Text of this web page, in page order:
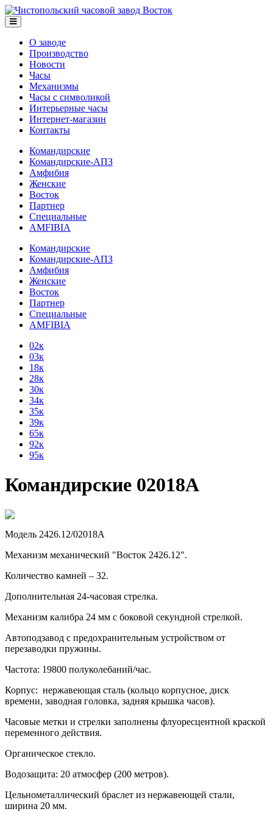
О заводе
Производство
Новости
Часы
Механизмы
Часы с символикой
Интерьерные часы
Интернет-магазин
Контакты
Командирские
Командирские-АПЗ
Амфибия
Женские
Восток
Партнер
Специальные
AMFIBIA
Командирские
Командирские-АПЗ
Амфибия
Женские
Восток
Партнер
Специальные
AMFIBIA
02к
03к
18к
28к
30к
34к
35к
39к
65к
92к
95к
Командирские 02018А
Модель 2426.12/02018А
Механизм механический "Восток 2426.12".
Количество камней – 32.
Дополнительная 24-часовая стрелка.
Механизм калибра 24 мм с боковой секундной стрелкой.
Автоподзавод с предохранительным устройством от
перезаводки пружины.
Частота: 19800 полуколебаний/час.
Корпус: нержавеющая сталь (кольцо корпусное, диск
времени, заводная головка, задняя крышка часов).
Часовые метки и стрелки заполнены флуоресцентной краской
переменного действия.
Органическое стекло.
Водозащита: 20 атмосфер (200 метров).
Цельнометаллический браслет из нержавеющей стали,
ширина 20 мм.